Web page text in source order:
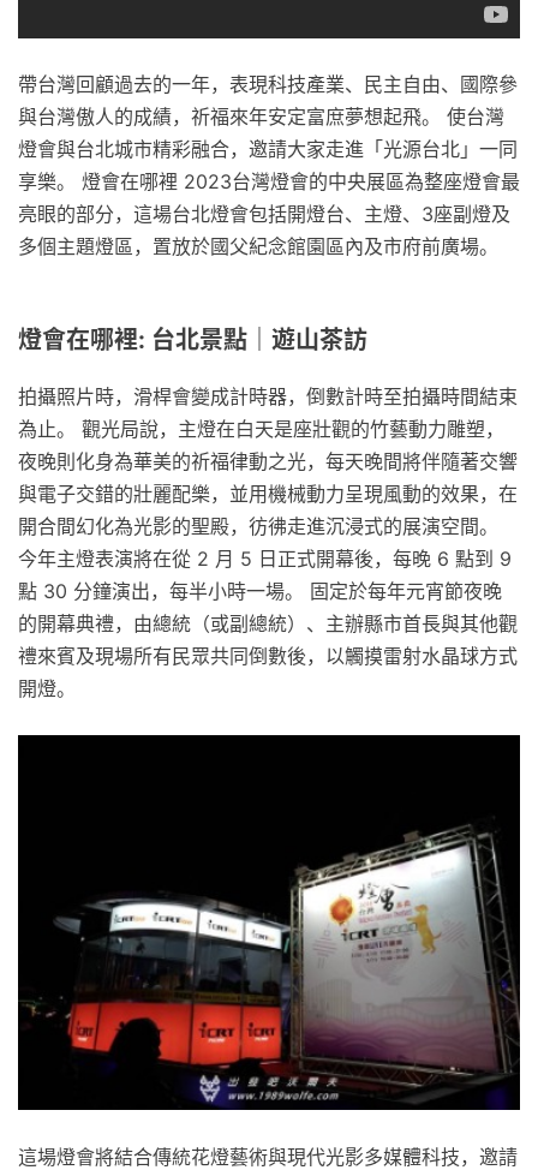
帶台灣回顧過去的一年，表現科技產業、民主自由、國際參
與台灣傲人的成績，祈福來年安定富庶夢想起飛。 使台灣
燈會與台北城市精彩融合，邀請大家走進「光源台北」一同
享樂。 燈會在哪裡 2023台灣燈會的中央展區為整座燈會最
亮眼的部分，這場台北燈會包括開燈台、主燈、3座副燈及
多個主題燈區，置放於國父紀念館園區內及市府前廣場。
燈會在哪裡: 台北景點｜遊山茶訪
拍攝照片時，滑桿會變成計時器，倒數計時至拍攝時間結束
為止。 觀光局說，主燈在白天是座壯觀的竹藝動力雕塑，
夜晚則化身為華美的祈福律動之光，每天晚間將伴隨著交響
與電子交錯的壯麗配樂，並用機械動力呈現風動的效果，在
開合間幻化為光影的聖殿，彷彿走進沉浸式的展演空間。
今年主燈表演將在從 2 月 5 日正式開幕後，每晚 6 點到 9
點 30 分鐘演出，每半小時一場。 固定於每年元宵節夜晚
的開幕典禮，由總統（或副總統）、主辦縣市首長與其他觀
禮來賓及現場所有民眾共同倒數後，以觸摸雷射水晶球方式
開燈。
這場燈會將結合傳統花燈藝術與現代光影多媒體科技，邀請